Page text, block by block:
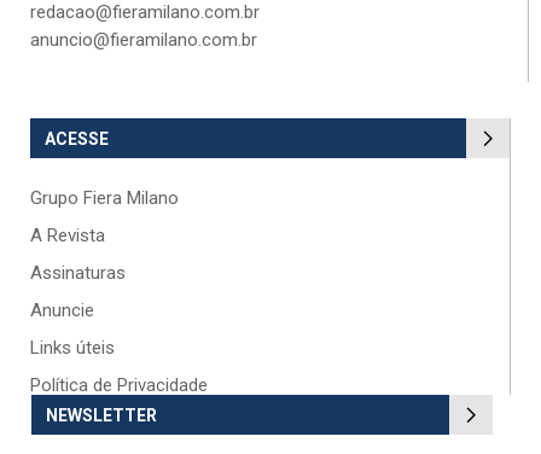
redacao@fieramilano.com.br
anuncio@fieramilano.com.br
ACESSE
Grupo Fiera Milano
A Revista
Assinaturas
Anuncie
Links úteis
Política de Privacidade
NEWSLETTER